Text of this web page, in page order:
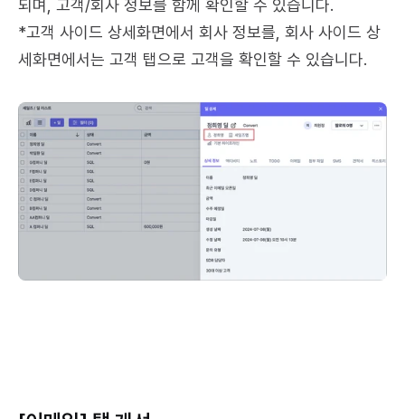
되며, 고객/회사 정보를 함께 확인할 수 있습니다.
*고객 사이드 상세화면에서 회사 정보를, 회사 사이드 상
세화면에서는 고객 탭으로 고객을 확인할 수 있습니다.